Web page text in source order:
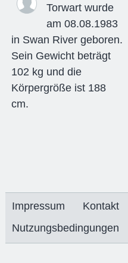
Torwart wurde
am 08.08.1983
in Swan River geboren.
Sein Gewicht beträgt
102 kg und die
Körpergröße ist 188
cm.
Impressum Kontakt
Nutzungsbedingungen